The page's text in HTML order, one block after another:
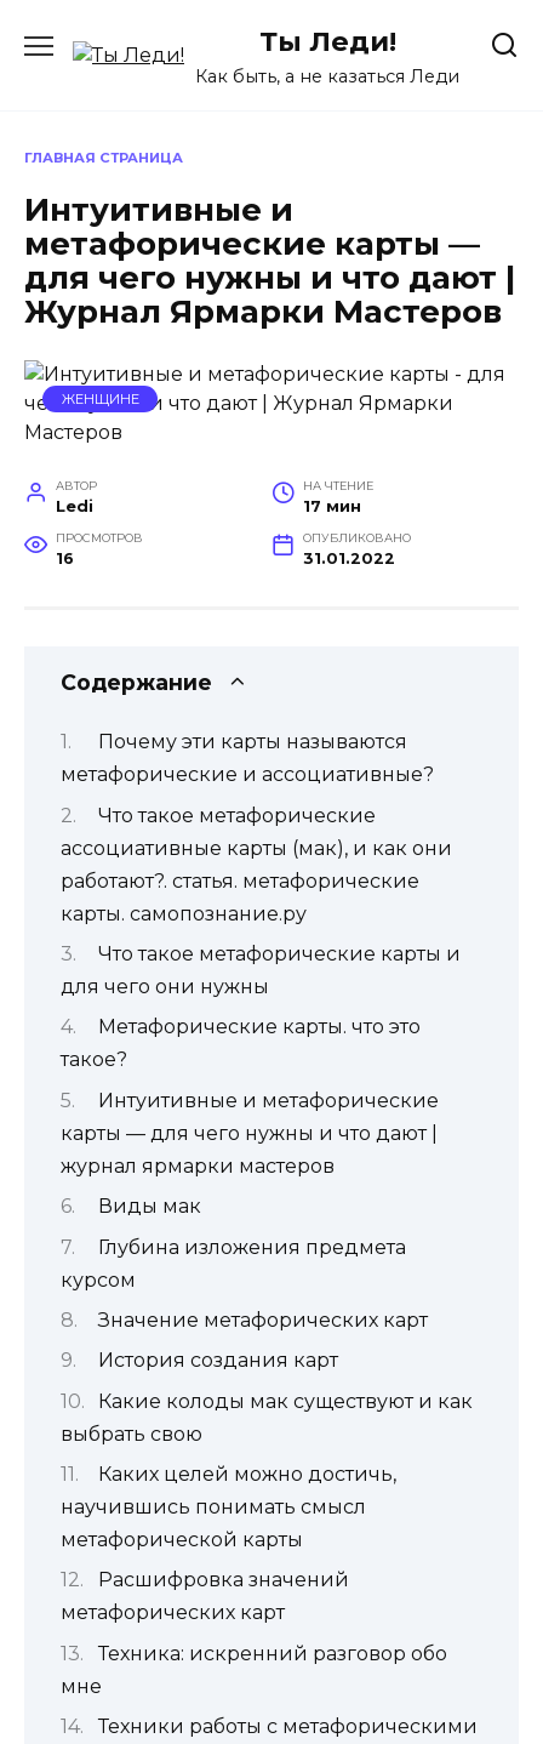
содержанию
Ты Леди!
Как быть, а не казаться Леди
ГЛАВНАЯ СТРАНИЦА
Интуитивные и
метафорические карты —
для чего нужны и что дают |
Журнал Ярмарки Мастеров
ЖЕНЩИНЕ
АВТОР
Ledi
НА ЧТЕНИЕ
17 мин
ПРОСМОТРОВ
16
ОПУБЛИКОВАНО
31.01.2022
Содержание
Почему эти карты называются
метафорические и ассоциативные?
Что такое метафорические
ассоциативные карты (мак), и как они
работают?. статья. метафорические
карты. самопознание.ру
Что такое метафорические карты и
для чего они нужны
Метафорические карты. что это
такое?
Интуитивные и метафорические
карты — для чего нужны и что дают |
журнал ярмарки мастеров
Виды мак
Глубина изложения предмета
курсом
Значение метафорических карт
История создания карт
Какие колоды мак существуют и как
выбрать свою
Каких целей можно достичь,
научившись понимать смысл
метафорической карты
Расшифровка значений
метафорических карт
Техника: искренний разговор обо
мне
Техники работы с метафорическими